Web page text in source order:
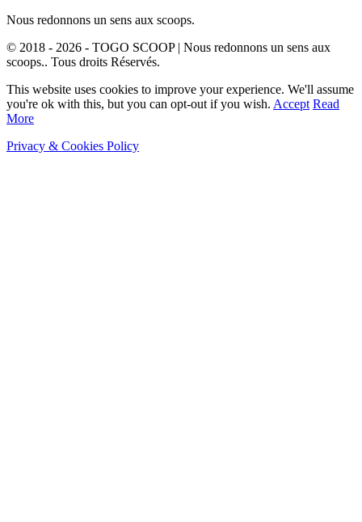
Nous redonnons un sens aux scoops.
© 2018 - 2026 - TOGO SCOOP | Nous redonnons un sens aux
scoops.. Tous droits Réservés.
This website uses cookies to improve your experience. We'll assume
you're ok with this, but you can opt-out if you wish. Accept Read
More
Privacy & Cookies Policy